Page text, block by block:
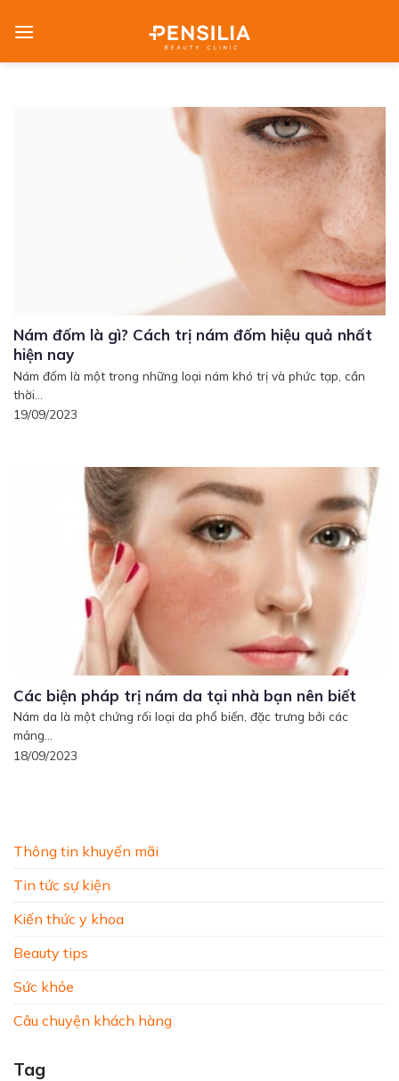
Thông tin khuyến mãi
Tin tức sự kiện
Kiến thức y khoa
Beauty tips
Sức khỏe
Câu chuyện khách hàng
Tag
Nám đốm là gì? Cách trị nám đốm hiệu quả nhất
hiện nay
Nám đốm là một trong những loại nám khó trị và phức tạp, cần
thời...
19/09/2023
Các biện pháp trị nám da tại nhà bạn nên biết
Nám da là một chứng rối loại da phổ biến, đặc trưng bởi các
mảng...
18/09/2023